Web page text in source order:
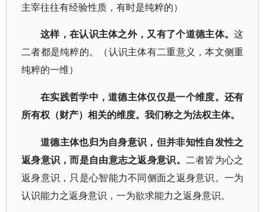
主宰往往有经验性质，有时是纯粹的）
这样，在认识主体之外，又有了个道德主体。这
二者都是纯粹的。（认识主体有二重意义，本文侧重
纯粹的一维）
在实践哲学中，道德主体仅仅是一个维度。还有
所有权（财产）相关的维度。我们称之为法权主体。
道德主体也归为自身意识，但并非知性自发性之
返身意识，而是自由意志之返身意识。
二者皆为心之
返身意识，只是心智能力不同侧面之返身意识。一为
认识能力之返身意识，一为欲求能力之返身意识。